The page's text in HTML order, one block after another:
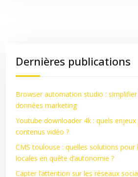
Dernières publications
Browser automation studio :
données marketing
Youtube downloader 4k : quels
contenus vidéo ?
CMS toulouse : quelles solutions pour
locales en quête d’autonomie ?
Capter l’attention sur les réseaux